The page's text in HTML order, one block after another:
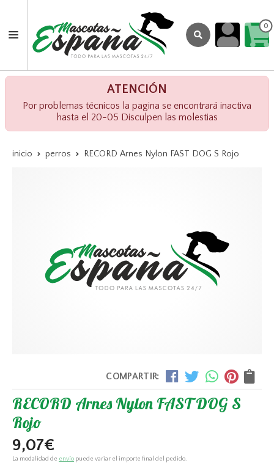
0
ATENCIÓN
Por problemas técnicos la pagina se encontrará inactiva
hasta el 20-05 Disculpen las molestias
inicio perros RECORD Arnes Nylon FAST DOG S Rojo
COMPARTIR:
RECORD Arnes Nylon FAST DOG S
Rojo
9,07€
La modalidad de envío puede variar el importe final del pedido.